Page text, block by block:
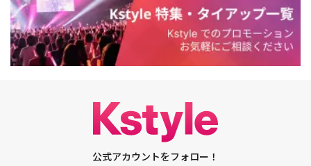
公式アカウントをフォロー！